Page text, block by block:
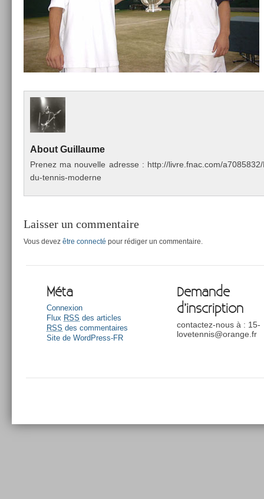
About Guil­laume
Pre­nez ma nouvel­le ad­resse : http://livre.fnac.com/
du-tennis-moderne
Laisser un commentaire
Vous devez être connecté pour rédiger un commentaire.
Méta
Connexion
Flux RSS des articles
RSS des commentaires
Site de WordPress-FR
Demande
d’inscription
contactez-nous à : 15-
lovetennis@orange.fr